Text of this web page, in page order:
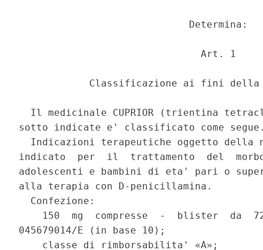
                             Determina:
                               Art. 1
Classificazione ai fini
Il medicinale CUPRIOR (trientina
sotto indicate e' classificato come
Indicazioni terapeutiche oggetto della
indicato  per  il  trattamento  del
adolescenti e bambini di eta' pari o
alla terapia con D-penicillamina.
  Confezione:
150  mg  compresse  -  blister  da
045679014/E (in base 10);
    classe di rimborsabilita' «A»;